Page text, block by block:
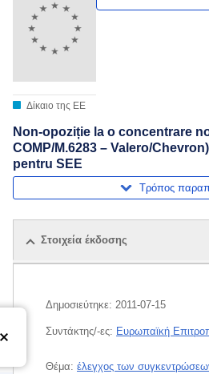
Δίκαιο της ΕΕ
Non-opoziție la o concentrare
COMP/M.6283 – Valero/
pentru SEE
Τρόπος
Στοιχεία έκδοσης
Δημοσιεύτηκε: 2011-07-15
Συντάκτης/-ες: Ευρωπαϊκή
Θέμα: έλεγχος των